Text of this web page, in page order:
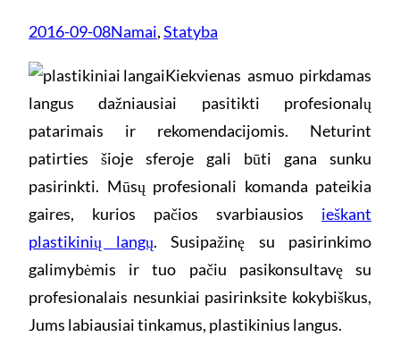
2016-09-08Namai, Statyba
Kiekvienas asmuo pirkdamas
langus dažniausiai pasitikti profesionalų
patarimais ir rekomendacijomis. Neturint
patirties šioje sferoje gali būti gana sunku
pasirinkti. Mūsų profesionali komanda pateikia
gaires, kurios pačios svarbiausios ieškant
plastikinių langų. Susipažinę su pasirinkimo
galimybėmis ir tuo pačiu pasikonsultavę su
profesionalais nesunkiai pasirinksite kokybiškus,
Jums labiausiai tinkamus, plastikinius langus.